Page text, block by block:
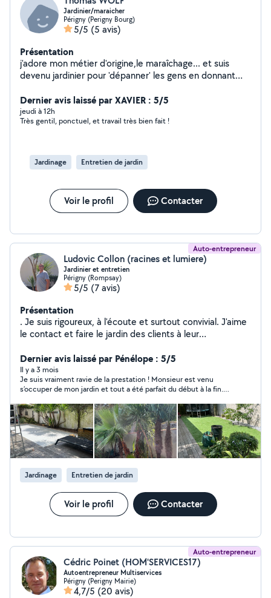
Jardinier/maraicher
Périgny (Perigny Bourg)
5/5 (5 avis)
Présentation
j'adore mon métier d'origine,le maraîchage... et suis
devenu jardinier pour 'dépanner' les gens en donnant
Dernier avis laissé par XAVIER : 5/5
jeudi à 12h
Très gentil, ponctuel, et travail très bien fait !
Jardinage Entretien de jardin
Voir le profil Contacter
Auto-entrepreneur
Ludovic Collon (racines et lumiere)
Jardinier et entretien
Périgny (Rompsay)
5/5 (7 avis)
Présentation
. Je suis rigoureux, à l'écoute et surtout convivial. J'aime
le contact et faire le jardin des clients à leur
Dernier avis laissé par Pénélope : 5/5
Il y a 3 mois
Je suis vraiment ravie de la prestation ! Monsieur est venu
s’occuper de mon jardin et tout a été parfait du début à la fin.
dans son travail. Le résultat est impeccable, je suis plus que
satisfaite 😊 Je le recommande sans hésitation !
Jardinage Entretien de jardin
Voir le profil Contacter
Auto-entrepreneur
Cédric Poinet (HOM'SERVICES17)
Autoentrepreneur Multiservices
Périgny (Perigny Mairie)
4,7/5 (20 avis)